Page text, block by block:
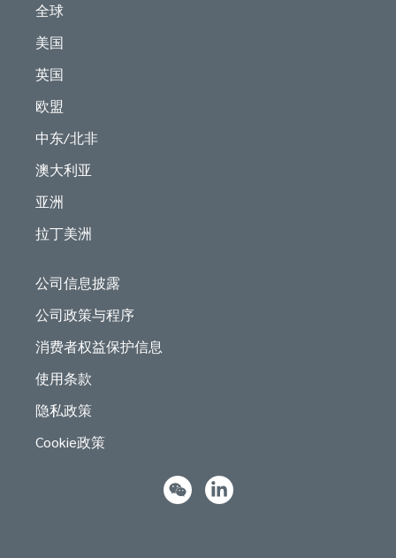
全球
美国
英国
欧盟
中东/北非
澳大利亚
亚洲
拉丁美洲
公司信息披露
公司政策与程序
消费者权益保护信息
使用条款
隐私政策
Cookie政策